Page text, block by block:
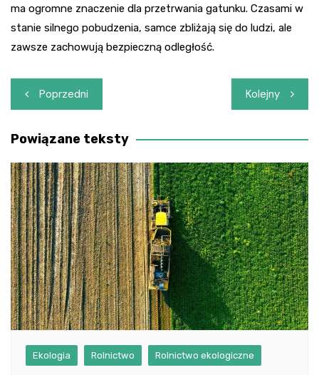
ma ogromne znaczenie dla przetrwania gatunku. Czasami w
stanie silnego pobudzenia, samce zbliżają się do ludzi, ale
zawsze zachowują bezpieczną odległość.
Nawigacja
wpisu
Poprzedni Kolejny
Powiązane teksty
Ekologia Rolnictwo Rolnictwo ekologiczne